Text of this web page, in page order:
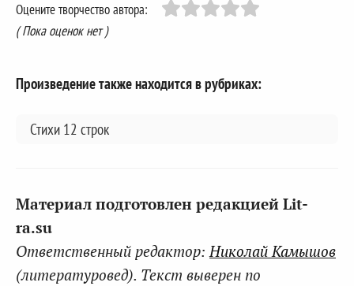
Оцените творчество автора:
( Пока оценок нет )
Произведение также находится в рубриках:
Стихи 12 строк
Материал подготовлен редакцией Lit-
ra.su
Ответственный редактор:Николай Камышов
(литературовед). Текст выверен по